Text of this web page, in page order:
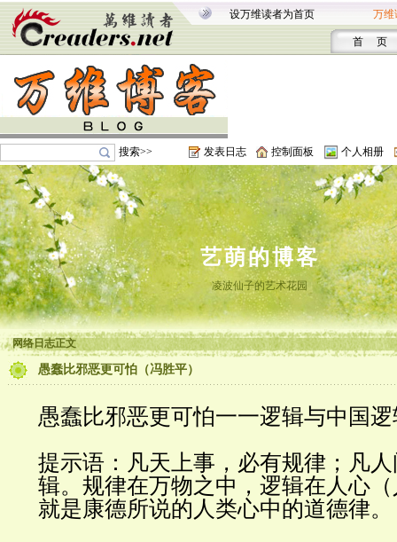
设万维读者为首页 万维
首 页
搜索>> 发表日志 控制面板 个人相册
艺萌的博客
凌波仙子的艺术花园
网络日志正文
愚蠢比邪恶更可怕（冯胜平）
愚蠢比邪恶更可怕一一逻辑与中国
提示语：凡天上事，必有规律；凡
辑。规律在万物之中，逻辑在人心
就是康德所说的人类心中的道德律。